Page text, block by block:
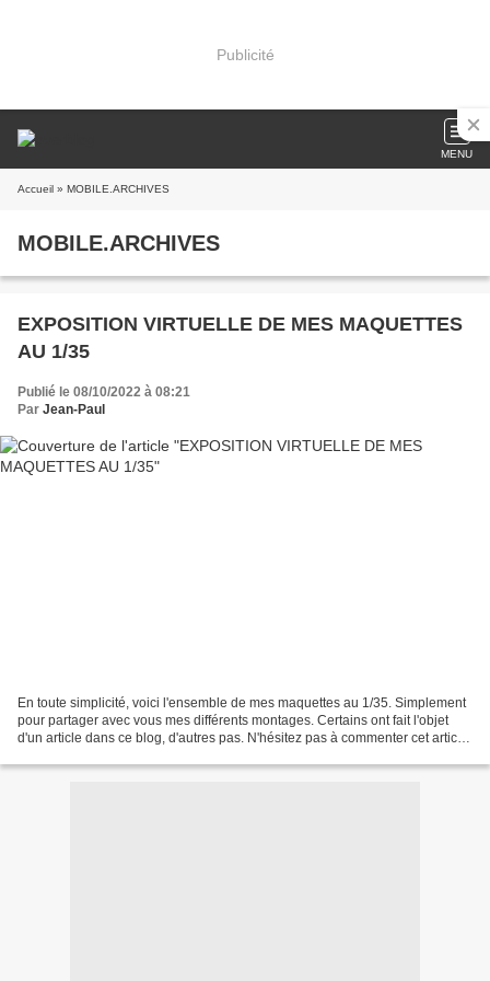
Publicité
MENU
Accueil » MOBILE.ARCHIVES
MOBILE.ARCHIVES
EXPOSITION VIRTUELLE DE MES MAQUETTES
AU 1/35
Publié le 08/10/2022 à 08:21
Par Jean-Paul
En toute simplicité, voici l'ensemble de mes maquettes au 1/35. Simplement
pour partager avec vous mes différents montages. Certains ont fait l'objet
d'un article dans ce blog, d'autres pas. N'hésitez pas à commenter cet article.